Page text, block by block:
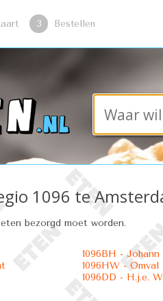
3 Bestellen
1096 te
bezorgd moet worden.
1096BH -
1096HW - Omval
1096DD - H.j.e.